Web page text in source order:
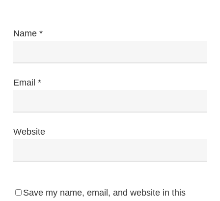
Name *
Email *
Website
Save my name, email, and website in this